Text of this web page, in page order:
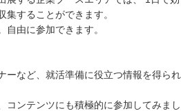
することができます。
由に参加できます。
ーなど、就活準備に役立つ情報を得られ
コンテンツにも積極的に参加してみまし